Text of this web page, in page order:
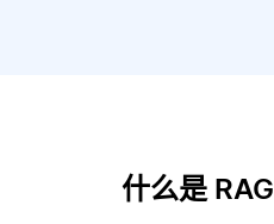
什么是 RAG